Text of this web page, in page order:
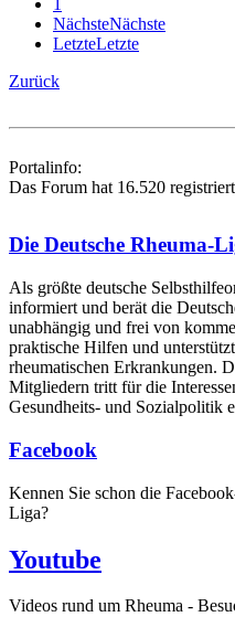
1
NächsteNächste
LetzteLetzte
Zurück
Portalinfo:
Das Forum hat 16.520
Die Deutsche Rheuma-
Als größte deutsche
informiert und berät die
unabhängig und frei von
praktische Hilfen und
rheumatischen Erkrankungen.
Mitgliedern tritt für die
Gesundheits- und Sozialpolitik
Facebook
Kennen Sie schon die
Liga?
Youtube
Videos rund um Rheuma -